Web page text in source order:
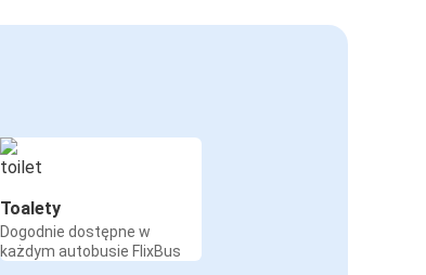
Toalety
Dogodnie dostępne w
każdym autobusie FlixBus